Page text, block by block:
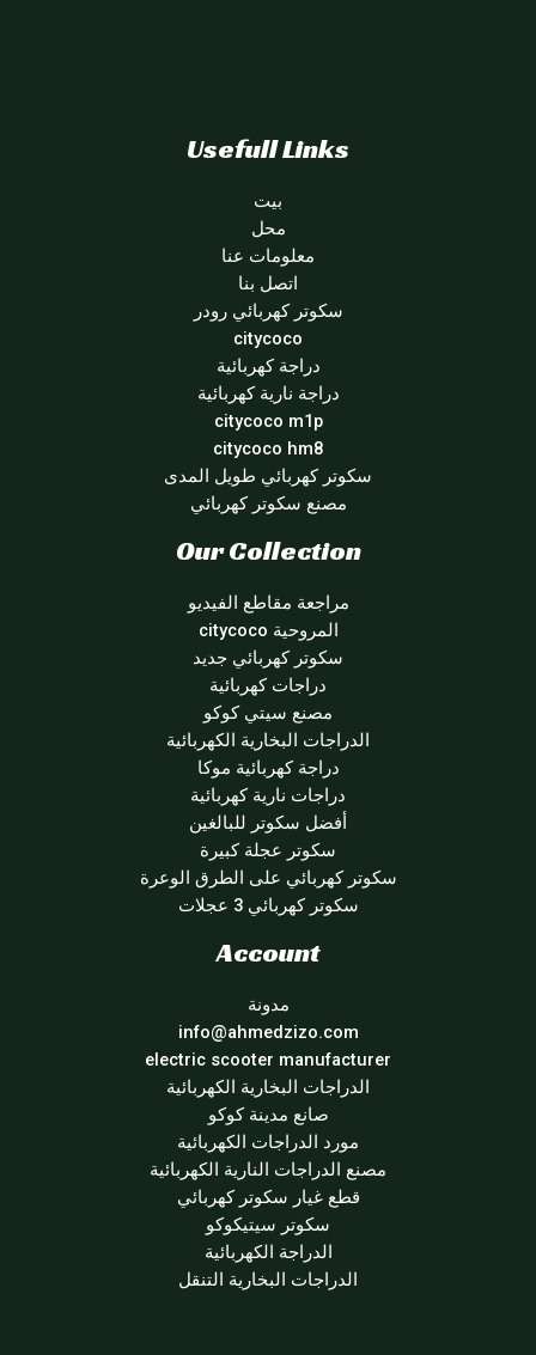
Usefull Links
بيت
محل
معلومات عنا
اتصل بنا
سكوتر كهربائي رودر
citycoco
دراجة كهربائية
دراجة نارية كهربائية
citycoco m1p
citycoco hm8
سكوتر كهربائي طويل المدى
مصنع سكوتر كهربائي
Our Collection
مراجعة مقاطع الفيديو
المروحية citycoco
سكوتر كهربائي جديد
دراجات كهربائية
مصنع سيتي كوكو
الدراجات البخارية الكهربائية
دراجة كهربائية موكا
دراجات نارية كهربائية
أفضل سكوتر للبالغين
سكوتر عجلة كبيرة
سكوتر كهربائي على الطرق الوعرة
سكوتر كهربائي 3 عجلات
Account
مدونة
info@ahmedzizo.com
electric scooter manufacturer
الدراجات البخارية الكهربائية
صانع مدينة كوكو
مورد الدراجات الكهربائية
مصنع الدراجات النارية الكهربائية
قطع غيار سكوتر كهربائي
سكوتر سيتيكوكو
الدراجة الكهربائية
الدراجات البخارية التنقل